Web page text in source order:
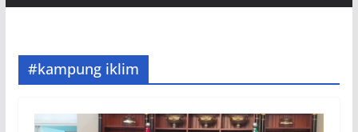
#kampung iklim